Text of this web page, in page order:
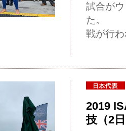
試合が
た。 午
戦が行
2019
技（2